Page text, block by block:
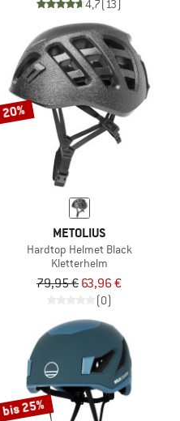
4,7 (13)
20%
METOLIUS
Hardtop Helmet Black
Kletterhelm
79,95 € 63,96 €
(0)
bis 25%